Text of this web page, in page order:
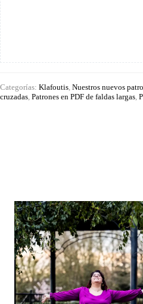
Categorías: Klafoutis Nuestros nuevos
cruzadas Patrones en PDF de faldas largas